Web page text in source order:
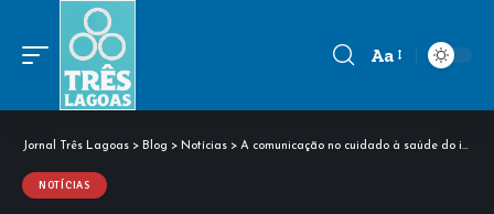
Font
Aa
Jornal Três Lagoas > Blog > Notícias > A comunicação no cuidado à saúde do idoso: Como dialogar de forma eficaz e respeitosa?
NOTÍCIAS